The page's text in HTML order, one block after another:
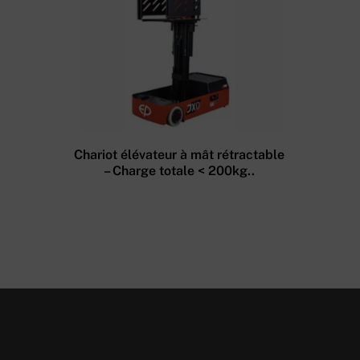
Chariot élévateur à mât rétractable
– Charge totale < 200kg..